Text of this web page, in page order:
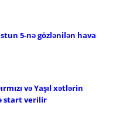
5-nə gözlənilən hava
və Yaşıl xətlərin
start verilir